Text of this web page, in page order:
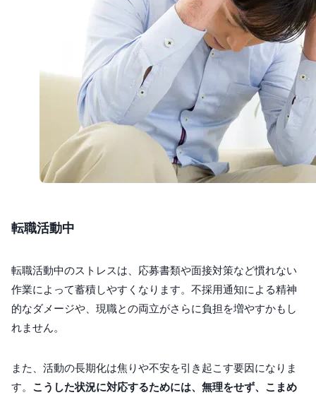
転職活動中
転職活動中のストレスは、応募書類や面接対策など慣れない
作業によって蓄積しやすくなります。不採用通知による精神
的なダメージや、現職との両立がさらに負担を増やすかもし
れません。
また、活動の長期化は焦りや不安を引き起こす要因になりま
す。 こうした状況に対応するためには、無理をせず、こまめ